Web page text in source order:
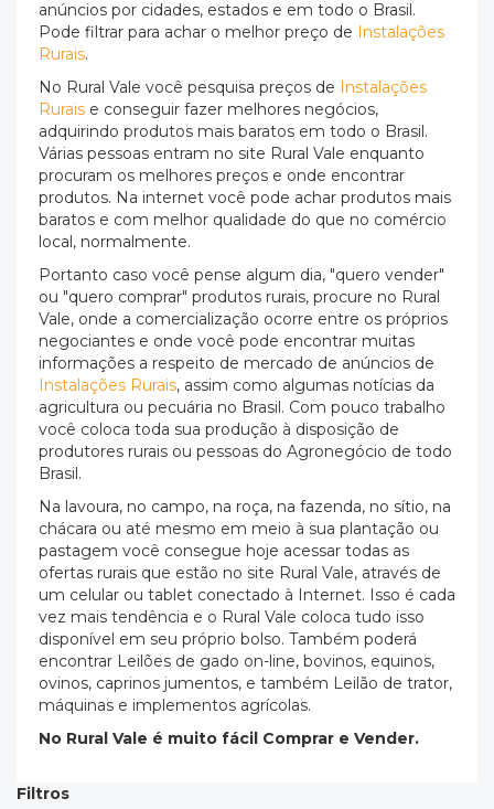
anúncios por cidades, estados e em todo o Brasil.
Pode filtrar para achar o melhor preço de Instalações
Rurais.
No Rural Vale você pesquisa preços de Instalações
Rurais e conseguir fazer melhores negócios,
adquirindo produtos mais baratos em todo o Brasil.
Várias pessoas entram no site Rural Vale enquanto
procuram os melhores preços e onde encontrar
produtos. Na internet você pode achar produtos mais
baratos e com melhor qualidade do que no comércio
local, normalmente.
Portanto caso você pense algum dia, "quero vender"
ou "quero comprar" produtos rurais, procure no Rural
Vale, onde a comercialização ocorre entre os próprios
negociantes e onde você pode encontrar muitas
informações a respeito de mercado de anúncios de
Instalações Rurais, assim como algumas notícias da
agricultura ou pecuária no Brasil. Com pouco trabalho
você coloca toda sua produção à disposição de
produtores rurais ou pessoas do Agronegócio de todo
Brasil.
Na lavoura, no campo, na roça, na fazenda, no sítio, na
chácara ou até mesmo em meio à sua plantação ou
pastagem você consegue hoje acessar todas as
ofertas rurais que estão no site Rural Vale, através de
um celular ou tablet conectado à Internet. Isso é cada
vez mais tendência e o Rural Vale coloca tudo isso
disponível em seu próprio bolso. Também poderá
encontrar Leilões de gado on-line, bovinos, equinos,
ovinos, caprinos jumentos, e também Leilão de trator,
máquinas e implementos agrícolas.
No Rural Vale é muito fácil Comprar e Vender.
Filtros